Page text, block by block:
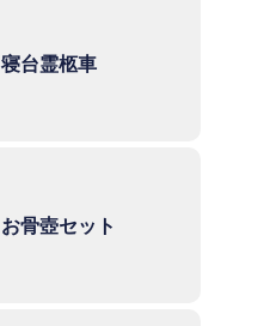
寝台霊柩車
お骨壺セット